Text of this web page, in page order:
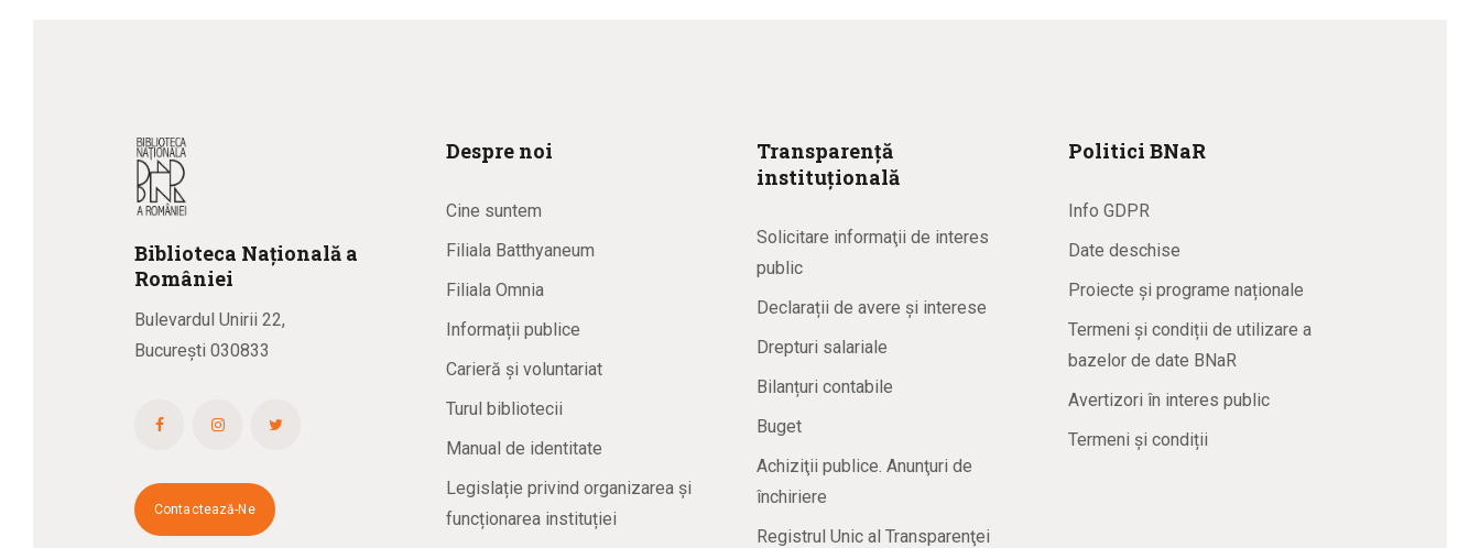
Biblioteca Națională a
României
Bulevardul Unirii 22,
București 030833
Contactează-Ne
Despre noi
Cine suntem
Filiala Batthyaneum
Filiala Omnia
Informații publice
Carieră și voluntariat
Turul bibliotecii
Manual de identitate
Legislație privind organizarea și
funcționarea instituției
Transparență
instituțională
Solicitare informaţii de interes
public
Declarații de avere și interese
Drepturi salariale
Bilanțuri contabile
Buget
Achiziţii publice. Anunţuri de
închiriere
Registrul Unic al Transparenţei
Politici BNaR
Info GDPR
Date deschise
Proiecte și programe naționale
Termeni și condiții de utilizare a
bazelor de date BNaR
Avertizori în interes public
Termeni și condiții